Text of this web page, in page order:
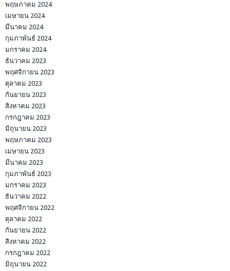
พฤษภาคม 2024
เมษายน 2024
มีนาคม 2024
กุมภาพันธ์ 2024
มกราคม 2024
ธันวาคม 2023
พฤศจิกายน 2023
ตุลาคม 2023
กันยายน 2023
สิงหาคม 2023
กรกฎาคม 2023
มิถุนายน 2023
พฤษภาคม 2023
เมษายน 2023
มีนาคม 2023
กุมภาพันธ์ 2023
มกราคม 2023
ธันวาคม 2022
พฤศจิกายน 2022
ตุลาคม 2022
กันยายน 2022
สิงหาคม 2022
กรกฎาคม 2022
มิถุนายน 2022